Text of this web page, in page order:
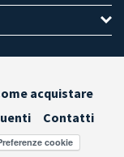
acquistare
Contatti
cookie